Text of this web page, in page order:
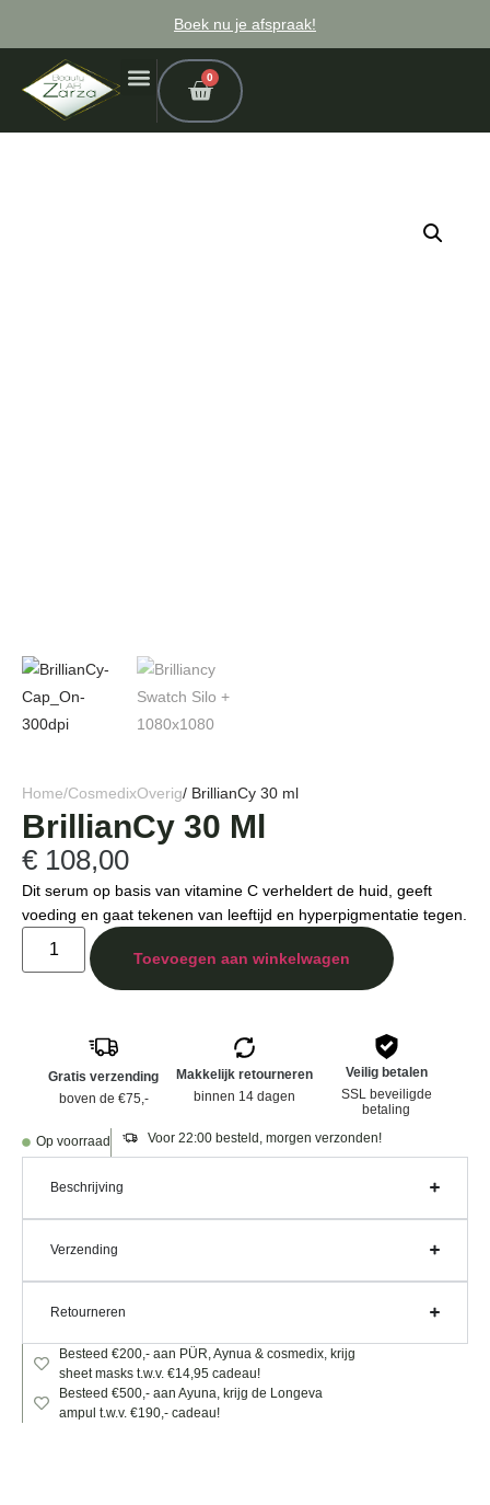
Boek nu je afspraak!
0
Home/CosmedixOverig/ BrillianCy 30 ml
BrillianCy 30 Ml
€ 108,00
Dit serum op basis van vitamine C verheldert de huid, geeft
voeding en gaat tekenen van leeftijd en hyperpigmentatie tegen.
Toevoegen aan winkelwagen
Gratis verzending
boven de €75,-
Makkelijk retourneren
binnen 14 dagen
Veilig betalen
SSL beveiligde
betaling
Op voorraad Voor 22:00 besteld, morgen verzonden!
Beschrijving
Verzending
Retourneren
Besteed €200,- aan PÜR, Aynua & cosmedix, krijg
sheet masks t.w.v. €14,95 cadeau!
Besteed €500,- aan Ayuna, krijg de Longeva
ampul t.w.v. €190,- cadeau!